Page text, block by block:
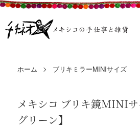
ホーム ブリキミラーMINIサイズ
メキシコ ブリキ鏡MINI
グリーン】